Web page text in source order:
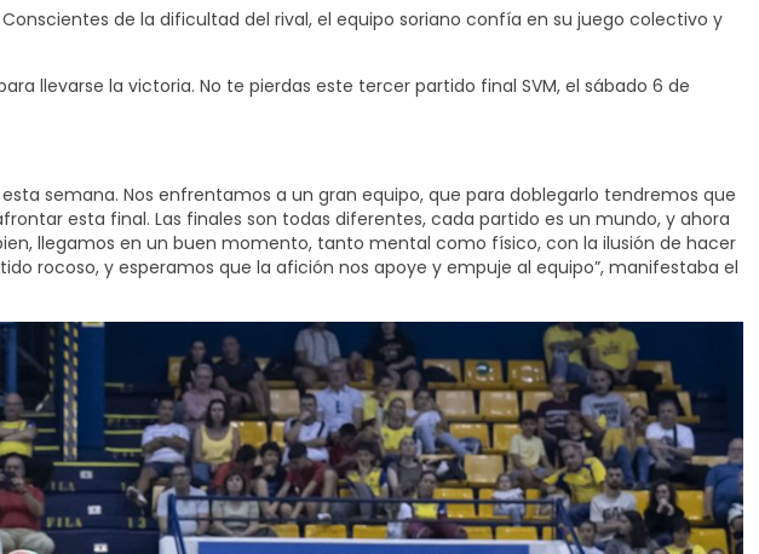
de la dificultad del rival, el equipo soriano confía en su juego colectivo y
llevarse la victoria. No te pierdas este tercer partido final SVM, el sábado 6 de
semana. Nos enfrentamos a un gran equipo, que para doblegarlo tendremos que
esta final. Las finales son todas diferentes, cada partido es un mundo, y ahora
llegamos en un buen momento, tanto mental como físico, con la ilusión de hacer
rocoso, y esperamos que la afición nos apoye y empuje al equipo”, manifestaba el